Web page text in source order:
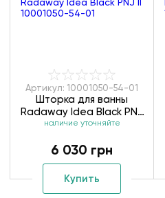
Артикул: 10001050-54-01
Шторка для ванны
Radaway Idea Black PNJ
II 10001050-54-01
наличие уточняйте
6 030 грн
Купить